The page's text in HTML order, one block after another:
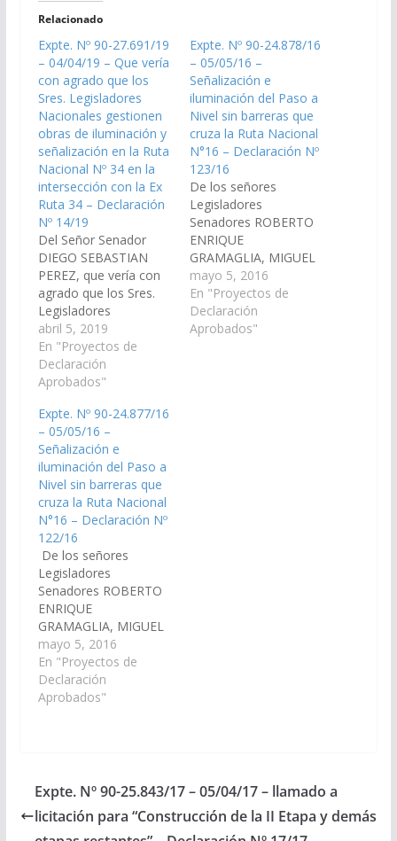
Relacionado
Expte. Nº 90-27.691/19
– 04/04/19 – Que vería
con agrado que los
Sres. Legisladores
Nacionales gestionen
obras de iluminación y
señalización en la Ruta
Nacional Nº 34 en la
intersección con la Ex
Ruta 34 – Declaración
Nº 14/19
Del Señor Senador
DIEGO SEBASTIAN
PEREZ, que vería con
agrado que los Sres.
Legisladores
Nacionales por la
Provincia de Salta,
realicen las gestiones
necesarias a fin de que
de iluminación y
señalización en la Ruta
Nacional Nº 34 en la
intersección con la Ex…
abril 5, 2019
En "Proyectos de
Declaración
Aprobados"
Expte. Nº 90-24.878/16
– 05/05/16 –
Señalización e
iluminación del Paso a
Nivel sin barreras que
cruza la Ruta Nacional
N°16 – Declaración Nº
123/16
De los señores
Legisladores
Senadores ROBERTO
ENRIQUE
GRAMAGLIA, MIGUEL
ANDRES
ZOTTOS, ALFREDO
FRANCISCO
SANGUINO, DIEGO
mayo 5, 2016
En "Proyectos de
Declaración
Aprobados"
Expte. Nº 90-24.877/16
– 05/05/16 –
Señalización e
iluminación del Paso a
Nivel sin barreras que
cruza la Ruta Nacional
N°16 – Declaración Nº
122/16
De los señores
Legisladores
Senadores ROBERTO
ENRIQUE
GRAMAGLIA, MIGUEL
ANDRES
ZOTTOS, ALFREDO
FRANCISCO
SANGUINO, DIEGO
el Gobierno de la
Provincia de Salta, a
través del área que
mayo 5, 2016
En "Proyectos de
Declaración
Aprobados"
Expte. Nº 90-25.843/17 – 05/04/17 – llamado a
licitación para “Construcción de la II Etapa y demás